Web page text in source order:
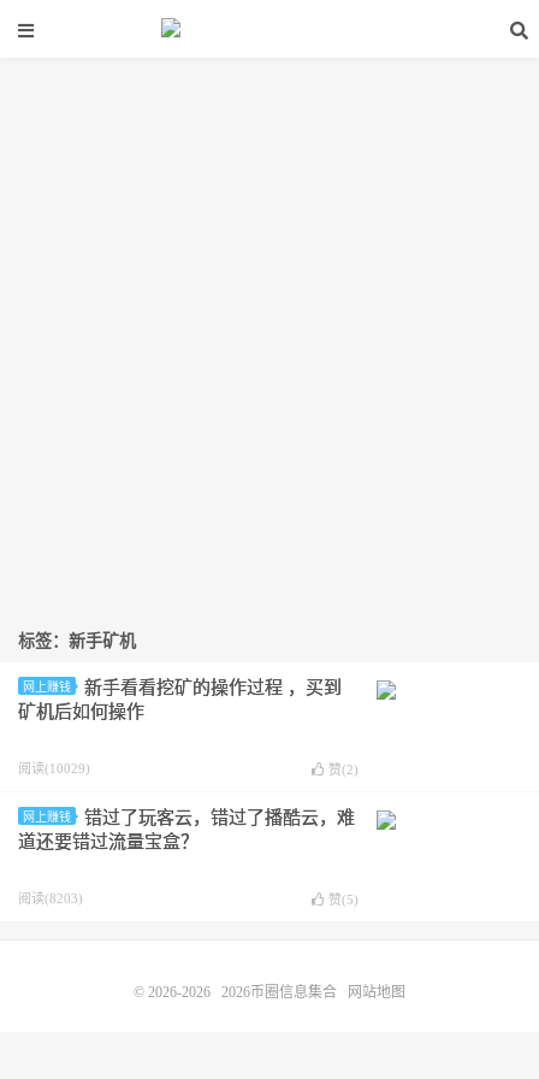
标签：新手矿机
网上赚钱
新手看看挖矿的操作过程 ，买到
矿机后如何操作
阅读(10029) 赞(2)
网上赚钱
错过了玩客云，错过了播酷云，难
道还要错过流量宝盒？
阅读(8203) 赞(5)
© 2026-2026 2026币圈信息集合 网站地图